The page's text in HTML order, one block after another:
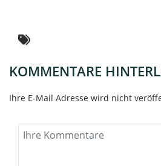
KOMMENTARE
Ihre E-Mail Adresse wird nicht